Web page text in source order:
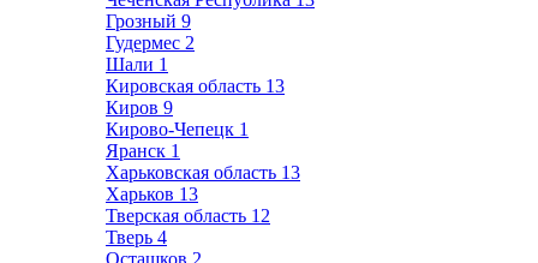
Грозный 9
Гудермес 2
Шали 1
Кировская область 13
Киров 9
Кирово-Чепецк 1
Яранск 1
Харьковская область 13
Харьков 13
Тверская область 12
Тверь 4
Осташков 2